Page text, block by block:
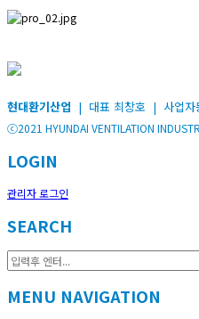
현대환기산업 | 대표 최창호 | 사업자
ⓒ2021 HYUNDAI VENTILATION
LOGIN
관리자 로그인
SEARCH
MENU NAVIGATION